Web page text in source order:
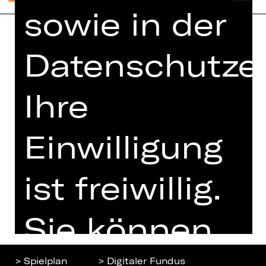
Home
Spielplan
Künstler*innen
Newsletter
Abos 26/27
Kontakt
Interner Bereich
Datenschutz
Impressum
Cookies
> Spielplan > Digitaler Fundus
sowie in der
Ihre
Einwilligung
ist freiwillig.
Sie können